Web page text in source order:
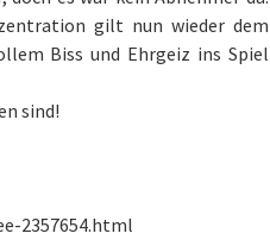
gilt nun wieder dem
Biss und Ehrgeiz ins Spiel
sind!
2357654.html